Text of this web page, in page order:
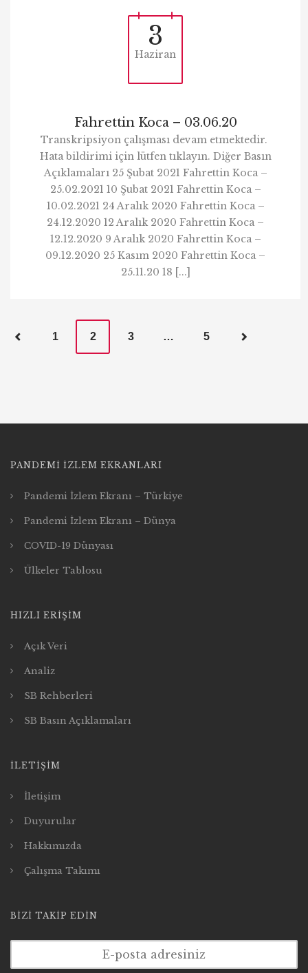
3
Haziran
Fahrettin Koca – 03.06.20
Transkripsiyon çalışması devam etmektedir.
Hata bildirimi için lütfen tıklayın. Diğer Basın
Açıklamaları 25 Şubat 2021 Fahrettin Koca –
25.02.2021 10 Şubat 2021 Fahrettin Koca –
10.02.2021 24 Aralık 2020 Fahrettin Koca –
24.12.2020 12 Aralık 2020 Fahrettin Koca –
12.12.2020 9 Aralık 2020 Fahrettin Koca –
09.12.2020 25 Kasım 2020 Fahrettin Koca –
25.11.20 18 [...]
P
t
s
n
a
v
g
a
t
n
1 2 3 … 5
PANDEMI İZLEM EKRANLARI
Pandemi İzlem Ekranı – Türkiye
Pandemi İzlem Ekranı – Dünya
COVID-19 Dünyası
Ülkeler Tablosu
HIZLI ERIŞIM
Açık Veri
Analiz
SB Rehberleri
SB Basın Açıklamaları
İLETIŞIM
İletişim
Duyurular
Hakkımızda
Çalışma Takımı
BIZI TAKIP EDIN